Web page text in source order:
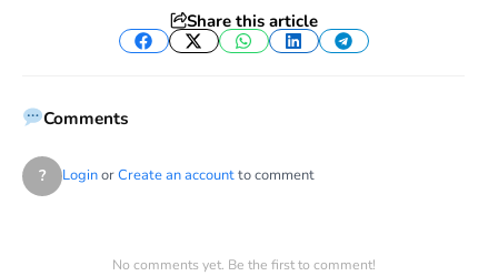
Share this article
Facebook
TwitterWhatsApp
LinkedInTelegram
Comments
? LoginorCreate an accountto comment
No comments yet. Be the first to comment!